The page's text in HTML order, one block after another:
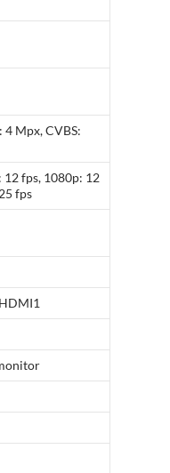
Mpx, CVBS:
12 fps, 1080p: 12
fps